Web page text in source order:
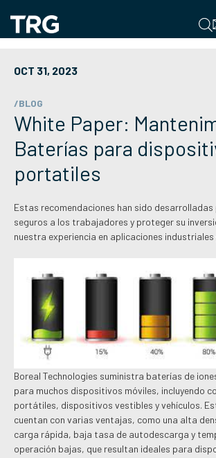
contenido
OCT 31, 2023
/BLOG
White Paper:
Baterías para
portatiles
Estas recomendaciones han sido
seguros a los trabajadores y proteger su
nuestra experiencia en aplicaciones industriales
Boreal Technologies suministra baterías de
para muchos dispositivos móviles, incluyendo
portátiles, dispositivos vestibles y vehículos.
cuentan con varias ventajas, como una alta
carga rápida, baja tasa de autodescarga y
operación bajas, que resultan ideales para